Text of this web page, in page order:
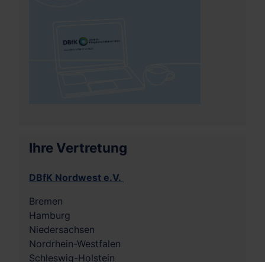
Ihre Vertretung
DBfK Nordwest e.V.
Bremen
Hamburg
Niedersachsen
Nordrhein-Westfalen
Schleswig-Holstein